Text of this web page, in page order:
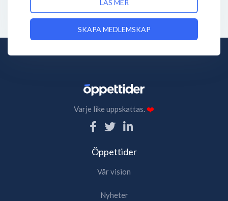
LÄS MER
SKAPA MEDLEMSKAP
Varje like uppskattas.❤️
Öppettider
Vår vision
Nyheter